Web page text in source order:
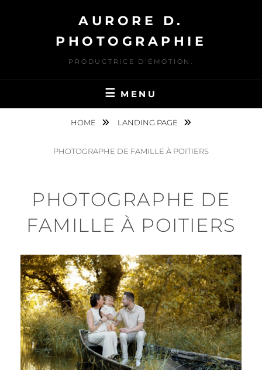
AURORE D.
PHOTOGRAPHIE
PRODUCTRICE D'ÉMOTION.
MENU
HOME LANDING PAGE
PHOTOGRAPHE DE FAMILLE À POITIERS
PHOTOGRAPHE DE
FAMILLE À POITIERS